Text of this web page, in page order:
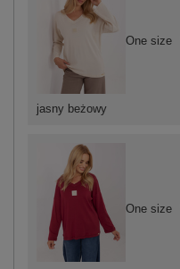
One size
jasny beżowy
One size